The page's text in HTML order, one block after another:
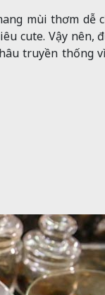
mùi thơm dễ
cute. Vậy nên,
truyền thống